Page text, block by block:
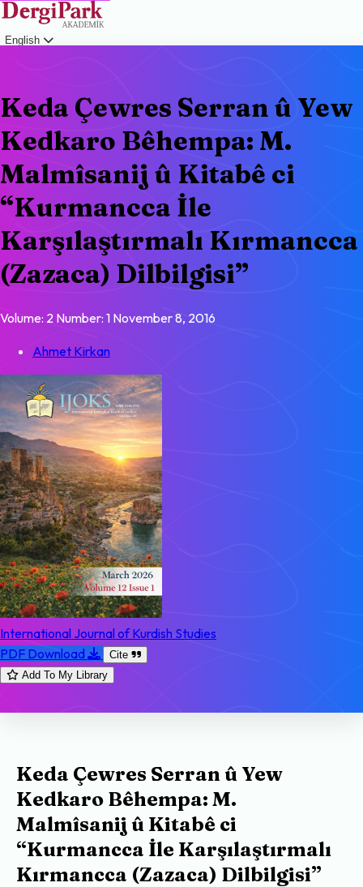
English
Keda Çewres Serran û Yew
Kedkaro Bêhempa: M.
Malmîsanij û Kitabê ci
“Kurmancca İle
Karşılaştırmalı Kırmancca
(Zazaca) Dilbilgisi”
Volume: 2 Number: 1 November 8, 2016
Ahmet Kirkan
International Journal of Kurdish Studies
PDF Download
Cite
Add To My Library
Keda Çewres Serran û Yew
Kedkaro Bêhempa: M.
Malmîsanij û Kitabê ci
“Kurmancca İle Karşılaştırmalı
Kırmancca (Zazaca) Dilbilgisi”